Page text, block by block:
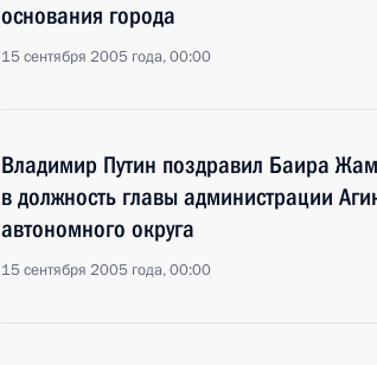
основания города
15 сентября 2005 года, 00:00
Владимир Путин поздравил Баира
в должность главы администрации
автономного округа
15 сентября 2005 года, 00:00